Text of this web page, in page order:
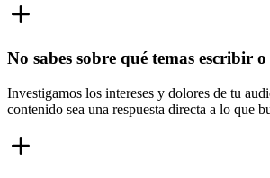
No sabes sobre qué temas escribir o
Investigamos los intereses y dolores de tu
contenido sea una respuesta directa a lo que